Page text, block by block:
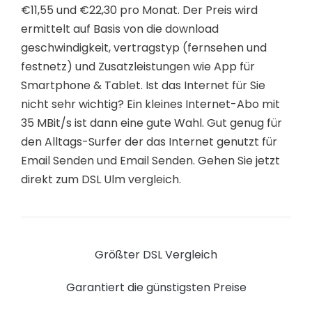
€11,55 und €22,30 pro Monat. Der Preis wird
ermittelt auf Basis von die download
geschwindigkeit, vertragstyp (fernsehen und
festnetz) und Zusatzleistungen wie App für
Smartphone & Tablet. Ist das Internet für Sie
nicht sehr wichtig? Ein kleines Internet-Abo mit
35 MBit/s ist dann eine gute Wahl. Gut genug für
den Alltags-Surfer der das Internet genutzt für
Email Senden und Email Senden. Gehen Sie jetzt
direkt zum DSL Ulm vergleich.
Größter DSL Vergleich
Garantiert die günstigsten Preise